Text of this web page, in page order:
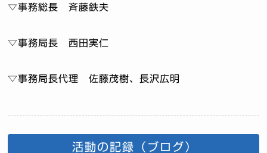
▽事務総長 斉藤鉄夫
▽事務局長 西田実仁
▽事務局長代理 佐藤茂樹、長沢広明
活動の記録（ブログ）